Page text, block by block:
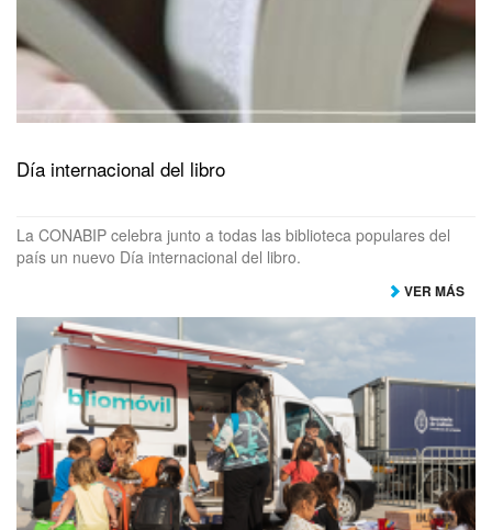
Día internacional del libro
La CONABIP celebra junto a todas las biblioteca populares del
país un nuevo Día internacional del libro.
VER MÁS